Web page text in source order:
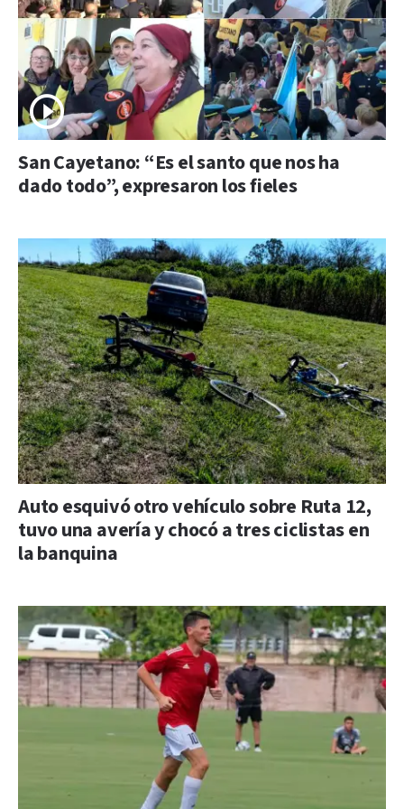
San Cayetano: “Es el santo que nos ha
dado todo”, expresaron los fieles
Auto esquivó otro vehículo sobre Ruta 12,
tuvo una avería y chocó a tres ciclistas en
la banquina